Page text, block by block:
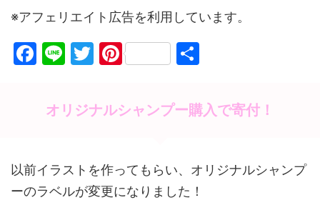
※アフェリエイト広告を利用しています。
F
e
o
o
Li
e
T
itt
er
Pi
er
e
オリジナルシャンプー購入で寄付！
以前イラストを作ってもらい、オリジナルシャンプ
ーのラベルが変更になりました！